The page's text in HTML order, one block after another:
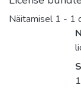
Näitamisel 1 - 1